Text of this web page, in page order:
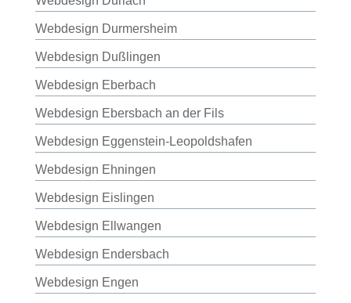
Webdesign Durmersheim
Webdesign Dußlingen
Webdesign Eberbach
Webdesign Ebersbach an der Fils
Webdesign Eggenstein-Leopoldshafen
Webdesign Ehningen
Webdesign Eislingen
Webdesign Ellwangen
Webdesign Endersbach
Webdesign Engen